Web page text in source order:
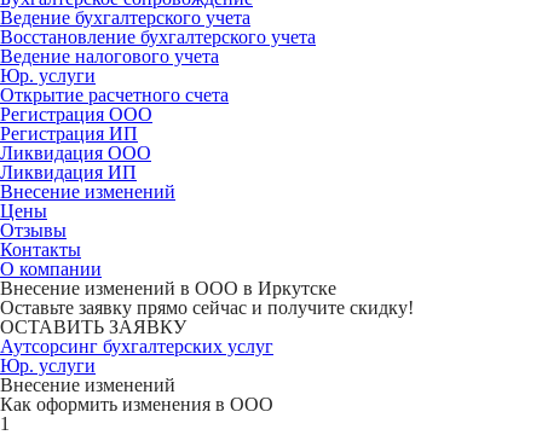
Ведение бухгалтерского учета
Восстановление бухгалтерского учета
Ведение налогового учета
Юр. услуги
Открытие расчетного счета
Регистрация ООО
Регистрация ИП
Ликвидация ООО
Ликвидация ИП
Внесение изменений
Цены
Отзывы
Контакты
О компании
Внесение изменений в ООО в Иркутске
Оставьте заявку прямо сейчас и получите скидку!
ОСТАВИТЬ ЗАЯВКУ
Аутсорсинг бухгалтерских услуг
Юр. услуги
Внесение изменений
Как оформить изменения в ООО
1